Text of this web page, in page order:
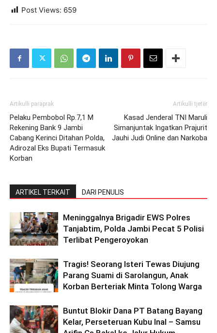
Post Views: 659
Artikulli paraprak
Pelaku Pembobol Rp.7,1 M
Rekening Bank 9 Jambi
Cabang Kerinci Ditahan Polda,
Adirozal Eks Bupati Termasuk
Korban
Artikulli tjetër
Kasad Jenderal TNI Maruli
Simanjuntak Ingatkan Prajurit
Jauhi Judi Online dan Narkoba
ARTIKEL TERKAIT DARI PENULIS
Meninggalnya Brigadir EWS Polres
Tanjabtim, Polda Jambi Pecat 5 Polisi
Terlibat Pengeroyokan
Tragis! Seorang Isteri Tewas Diujung
Parang Suami di Sarolangun, Anak
Korban Berteriak Minta Tolong Warga
Buntut Blokir Dana PT Batang Bayang
Kelar, Perseteruan Kubu Inal – Samsu